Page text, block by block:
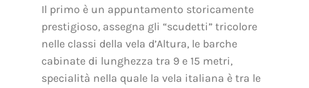
Il primo è un appuntamento storicamente
prestigioso, assegna gli “scudetti” tricolore
nelle classi della vela d’Altura, le barche
cabinate di lunghezza tra 9 e 15 metri,
specialità nella quale la vela italiana è tra le